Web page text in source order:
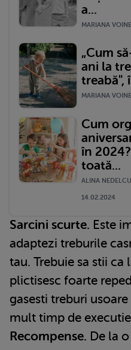
a...
MARIANA
„Cum
ani la
treabă",
MARIANA
Cum
în
toată...
ALINA
14.02.2024
Sarcini scurte. Este
adaptezi treburile
tau. Trebuie sa stii ca
plictisesc foarte
gasesti treburi
mult timp de
Recompense. De la